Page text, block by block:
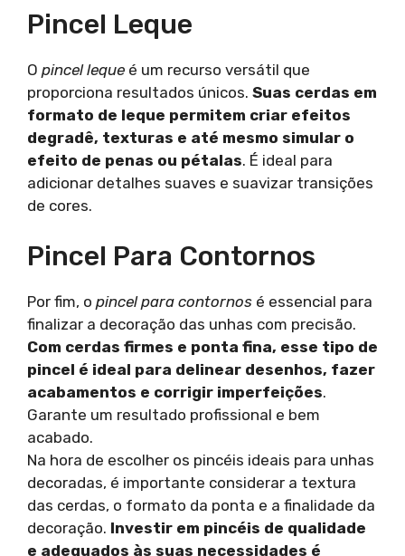
Pincel Leque
O pincel leque é um recurso versátil que
proporciona resultados únicos. Suas cerdas em
formato de leque permitem criar efeitos
degradê, texturas e até mesmo simular o
efeito de penas ou pétalas. É ideal para
adicionar detalhes suaves e suavizar transições
de cores.
Pincel Para Contornos
Por fim, o pincel para contornos é essencial para
finalizar a decoração das unhas com precisão.
Com cerdas firmes e ponta fina, esse tipo de
pincel é ideal para delinear desenhos, fazer
acabamentos e corrigir imperfeições.
Garante um resultado profissional e bem
acabado.
Na hora de escolher os pincéis ideais para unhas
decoradas, é importante considerar a textura
das cerdas, o formato da ponta e a finalidade da
decoração. Investir em pincéis de qualidade
e adequados às suas necessidades é